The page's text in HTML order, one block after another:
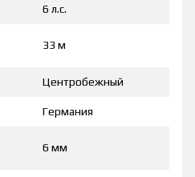
6 л.с.
33 м
Центробежный
Германия
6 мм